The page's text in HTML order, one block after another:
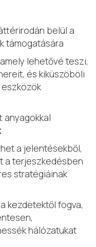
belül a
támogatására
lehetővé teszi,
és kiküszöböli
eszközök
a jelentésekből,
a terjeszkedésben
stratégiáinak
a kezdetektől fogva,
hálózatukat